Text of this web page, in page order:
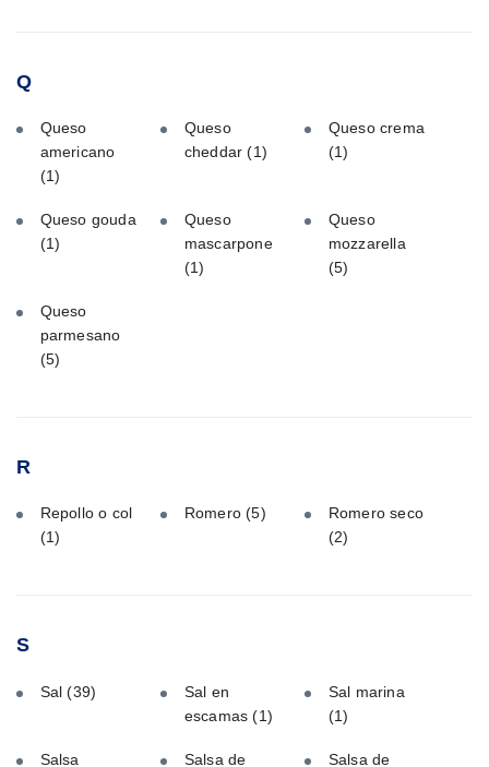
Q
Queso
americano
(1)
Queso
cheddar(1)
Queso crema
(1)
Queso gouda
(1)
Queso
mascarpone
(1)
Queso
mozzarella
(5)
Queso
parmesano
(5)
R
Repollo o col
(1)
Romero(5)
Romero seco
(2)
S
Sal(39)
Sal en
escamas(1)
Sal marina
(1)
Salsa
Salsa de
Salsa de